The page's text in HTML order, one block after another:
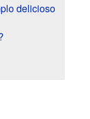
delicioso